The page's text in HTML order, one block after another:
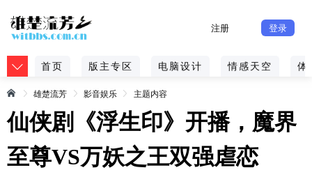
注册 登录
首页 版主专区 电脑设计 情感天空 体
雄楚流芳 影音娱乐 主题内容
仙侠剧《浮生印》开播，魔界
至尊VS万妖之王双强虐恋